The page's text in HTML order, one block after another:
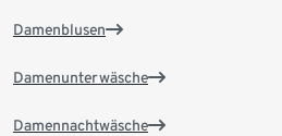
Damenblusen
Damenunterwäsche
Damennachtwäsche